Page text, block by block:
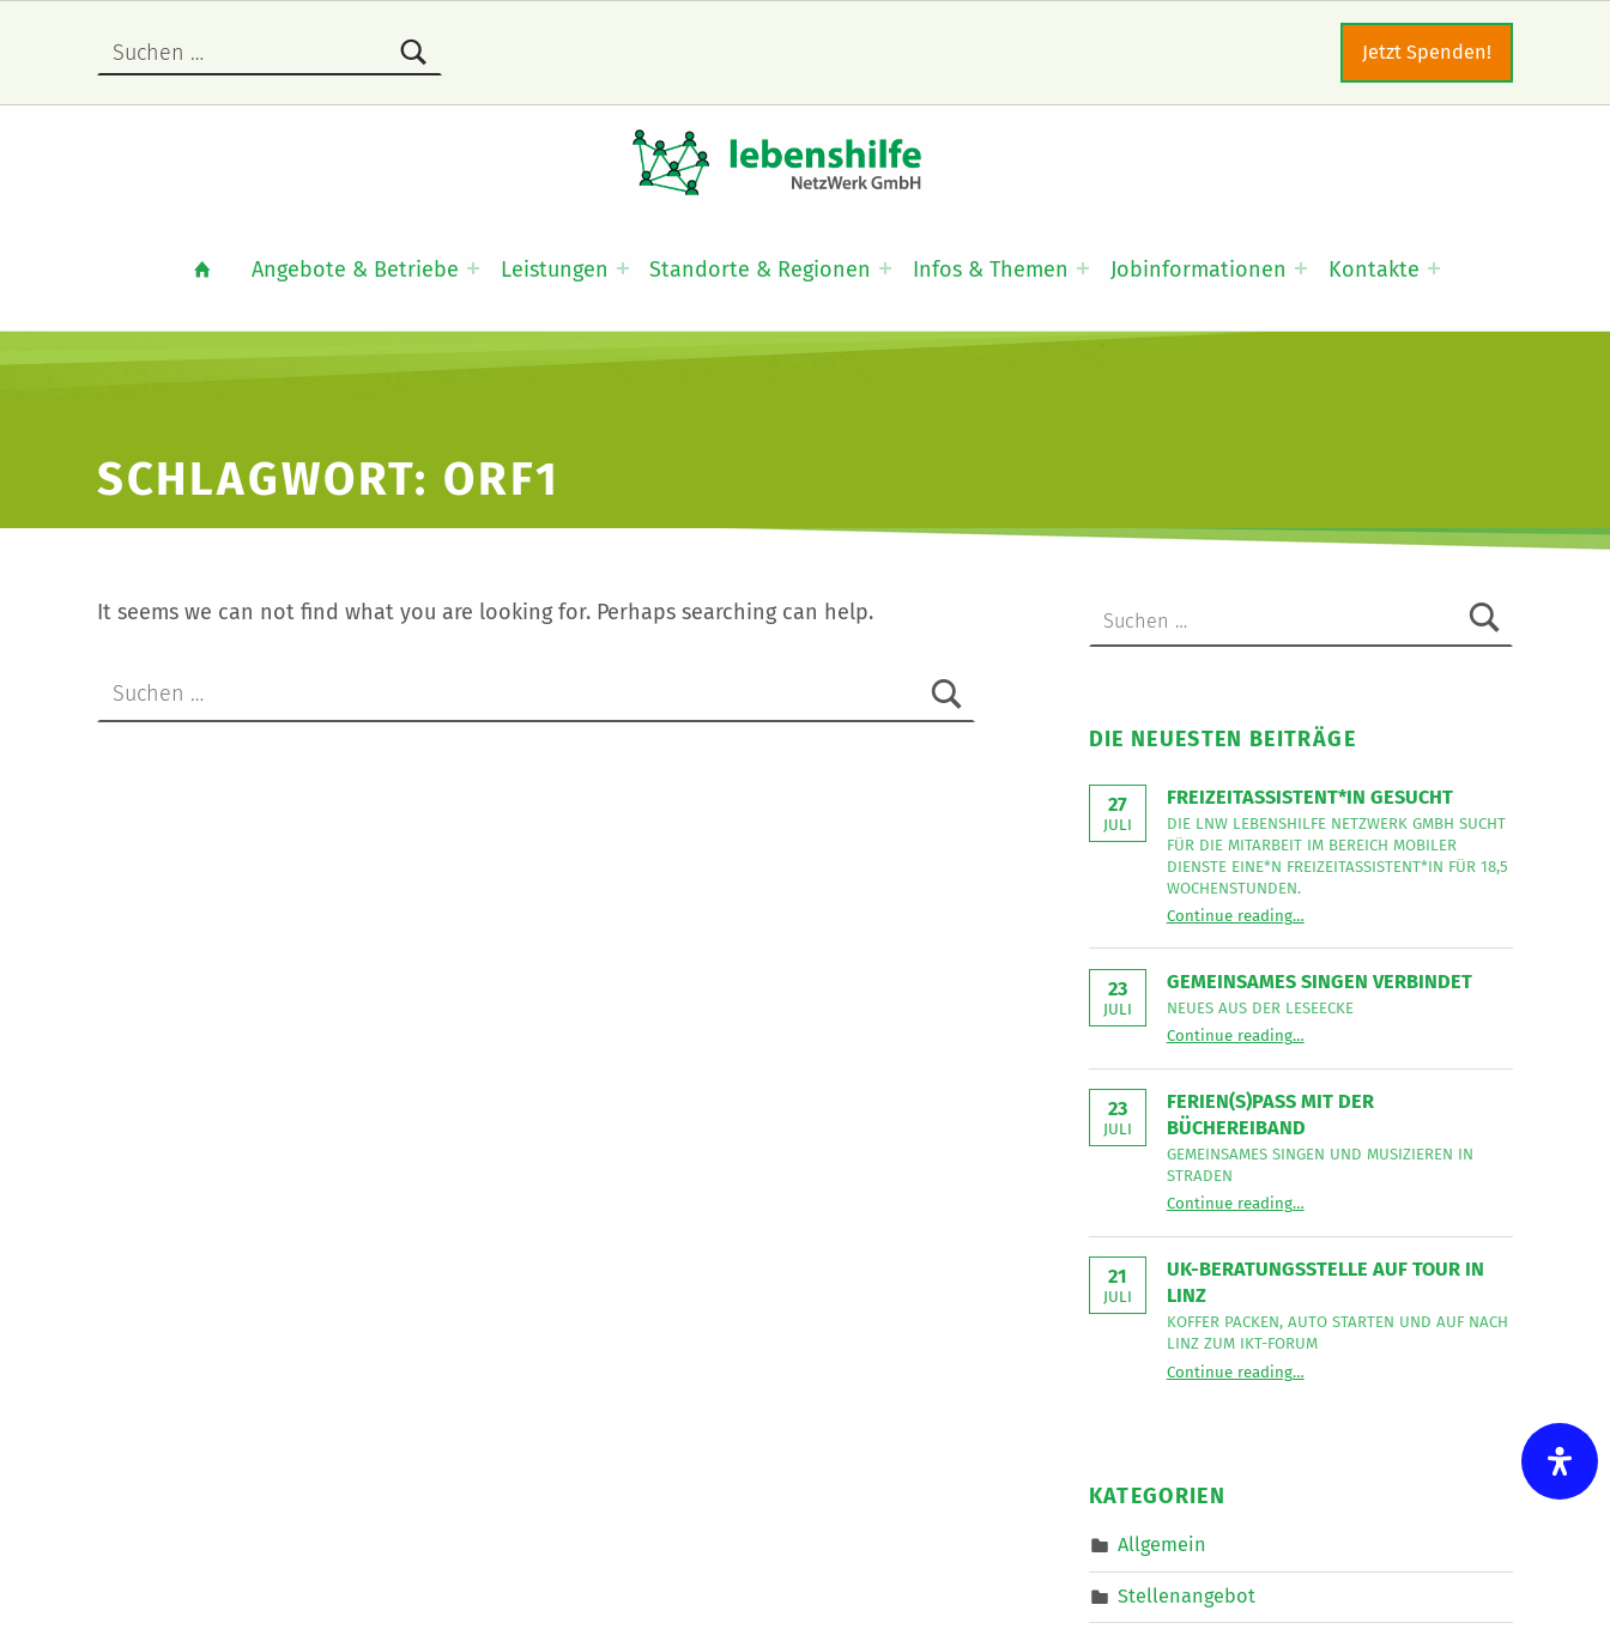
Angebote & Betriebe Leistungen Standorte & Regionen Infos & Themen Jobinformationen Kontakte
Jetzt Spenden!
SCHLAGWORT: ORF1
It seems we can not find what you are looking for. Perhaps searching can help.
DIE NEUESTEN BEITRÄGE
27
JULI
FREIZEITASSISTENT*IN GESUCHT
DIE LNW LEBENSHILFE NETZWERK GMBH SUCHT
FÜR DIE MITARBEIT IM BEREICH MOBILER
DIENSTE EINE*N FREIZEITASSISTENT*IN FÜR 18,5
WOCHENSTUNDEN.
Continue readingDie
Lebenshilfe
GmbH
für
die
Mitarbeit
im
Mobiler
eine*n
Freizeitassistent*in
Wochenstunden.
”
…
23
JULI
GEMEINSAMES SINGEN VERBINDET
NEUES AUS DER LESEECKE
Continue readingNeues
der
”
…
23
JULI
FERIEN(S)PASS MIT DER
BÜCHEREIBAND
GEMEINSAMES SINGEN UND MUSIZIEREN IN
STRADEN
Continue readingGemeinsames
und
in
…
21
JULI
UK-BERATUNGSSTELLE AUF TOUR IN
LINZ
KOFFER PACKEN, AUTO STARTEN UND AUF NACH
LINZ ZUM IKT-FORUM
Continue readingUK-Beratungsstelle auf Tour in Linz
Koffer
…
KATEGORIEN
Allgemein
Stellenangebot